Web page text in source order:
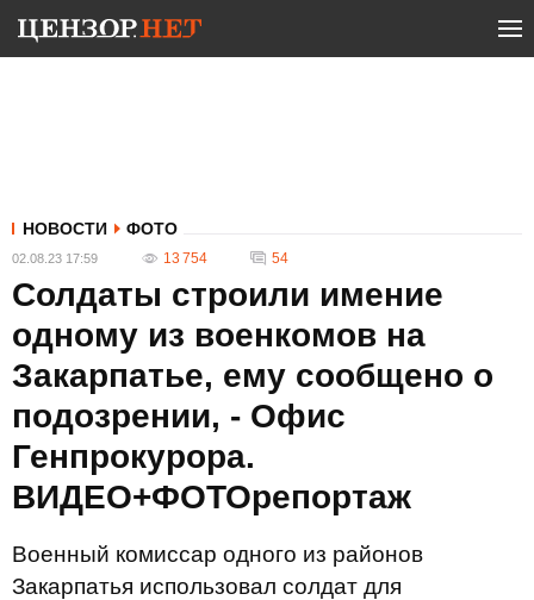
НОВОСТИ ФОТО
02.08.23 17:59 13 754 54
Солдаты строили имение
одному из военкомов на
Закарпатье, ему сообщено о
подозрении, - Офис
Генпрокурора.
ВИДЕО+ФОТОрепортаж
Военный комиссар одного из районов
Закарпатья использовал солдат для